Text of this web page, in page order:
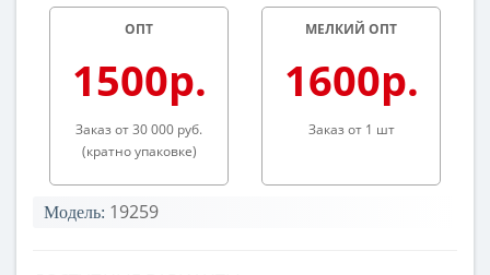
ОПТ
1500р.
Заказ от 30 000 руб.
(кратно упаковке)
МЕЛКИЙ ОПТ
1600р.
Заказ от 1 шт
Модель: 19259